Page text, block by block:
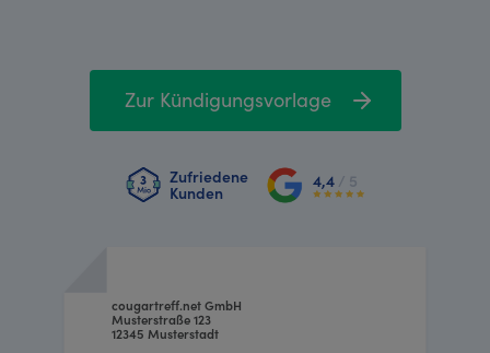
Zur Kündigungsvorlage
Zufriedene
Kunden
4,4 / 5
cougartreff.net GmbH
Musterstraße 123
12345 Musterstadt